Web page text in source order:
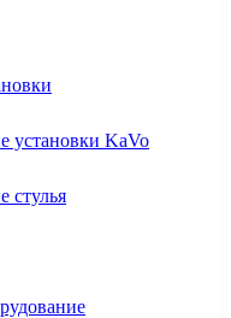
установки KaVo
стулья